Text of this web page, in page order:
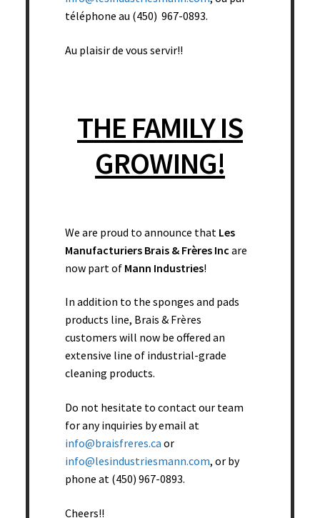
Add to cart
Tampon vert – 9’’ x 6’’ x 1/4’’ (pqt10) – 10 pqt/bte
Add to cart
téléphone au (450) 967-0893.
Au plaisir de vous servir!!
THE FAMILY IS
GROWING!
We are proud to announce that Les
Manufacturiers Brais & Frères Inc are
now part of Mann Industries!
In addition to the sponges and pads
products line, Brais & Frères
customers will now be offered an
extensive line of industrial-grade
cleaning products.
Do not hesitate to contact our team
for any inquiries by email at
info@braisfreres.ca or
info@lesindustriesmann.com, or by
phone at (450) 967-0893.
Cheers!!